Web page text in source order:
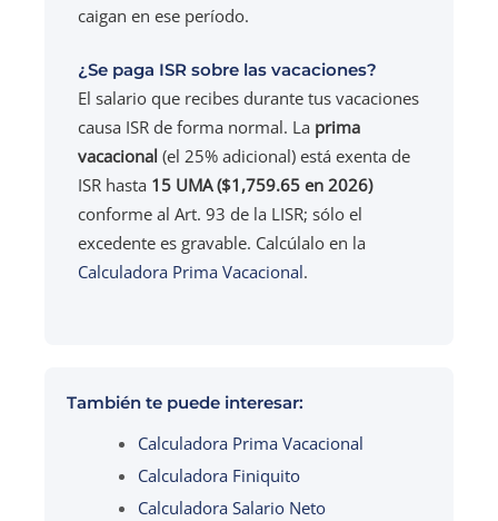
caigan en ese período.
¿Se paga ISR sobre las vacaciones?
El salario que recibes durante tus vacaciones
causa ISR de forma normal. La prima
vacacional (el 25% adicional) está exenta de
ISR hasta 15 UMA ($1,759.65 en 2026)
conforme al Art. 93 de la LISR; sólo el
excedente es gravable. Calcúlalo en la
Calculadora Prima Vacacional.
También te puede interesar:
Calculadora Prima Vacacional
Calculadora Finiquito
Calculadora Salario Neto